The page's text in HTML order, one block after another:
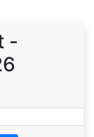
-